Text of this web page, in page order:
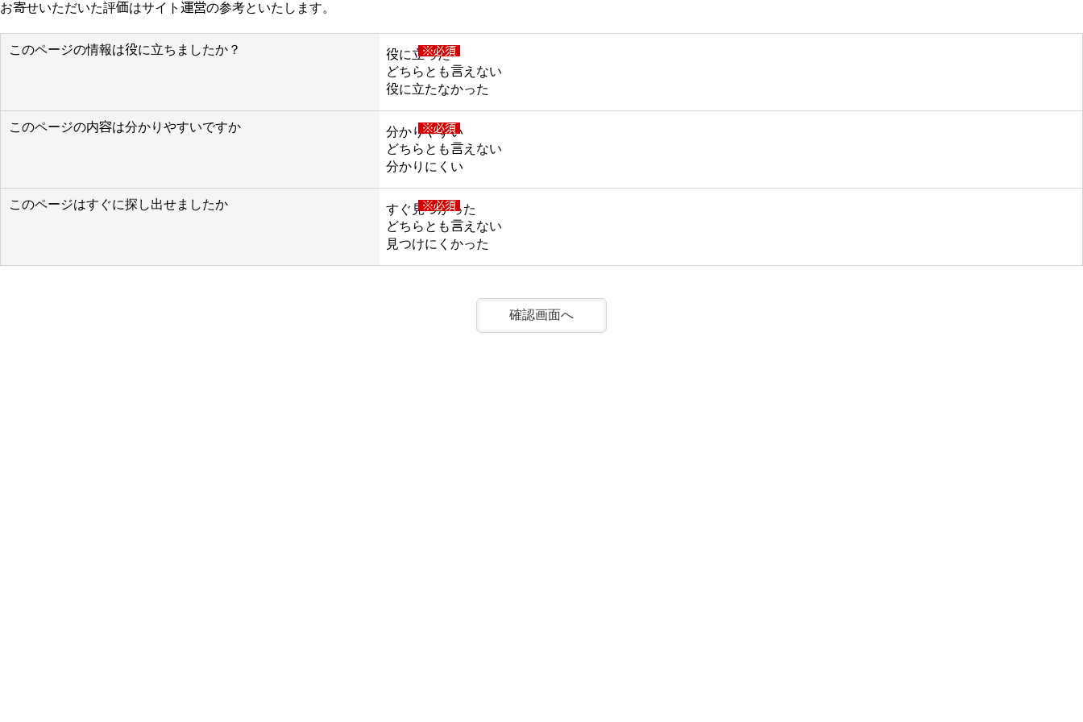
お寄せいただいた評価はサイト運営の参考といたします。
このページの情報は役に立ちましたか？ ※必須
役に立った
どちらとも言えない
役に立たなかった
このページの内容は分かりやすいですか ※必須
分かりやすい
どちらとも言えない
分かりにくい
このページはすぐに探し出せましたか ※必須
すぐ見つかった
どちらとも言えない
見つけにくかった